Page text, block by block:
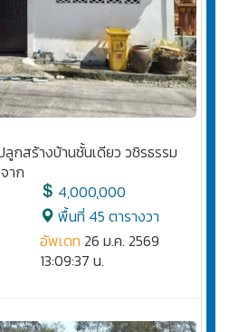
กสร้างบ้านชั้นเดียว วชิรธรรม
าก
4,000,000
พื้นที่ 45 ตารางวา
อัพเดท 26 ม.ค. 2569
13:09:37 น.